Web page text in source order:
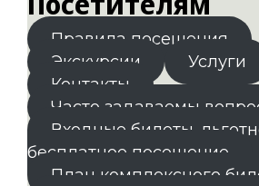
Правила посещения
Экскурсии
Услуги
Контакты
Часто задаваемы
Входные билеты.
бесплатное посещение
План комплексного